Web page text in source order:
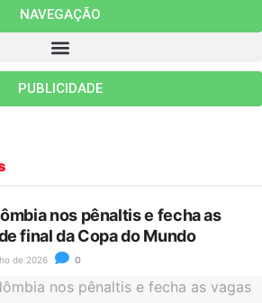
NAVEGAÇÃO
PUBLICIDADE
nos pênaltis e fecha as
final da Copa do Mundo
de 2026 0